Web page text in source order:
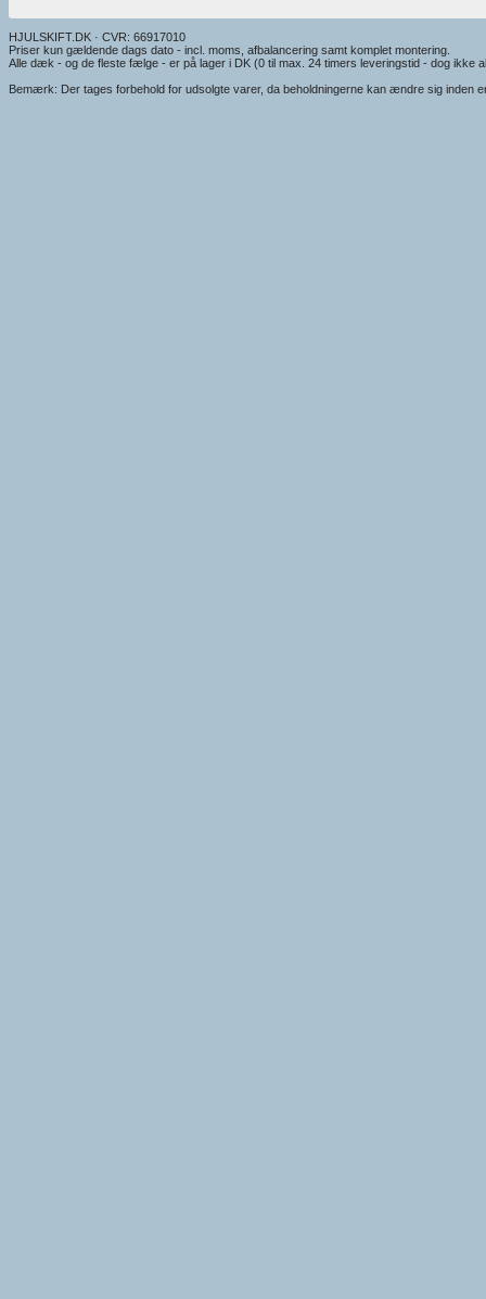
HJULSKIFT.DK · CVR: 66917010
Priser kun gældende dags dato - incl. moms, afbalancering samt komplet montering.
Alle dæk - og de fleste fælge - er på lager i DK (0 til max. 24 timers leveringstid - dog ikke
Bemærk: Der tages forbehold for udsolgte varer, da beholdningerne kan ændre sig inden